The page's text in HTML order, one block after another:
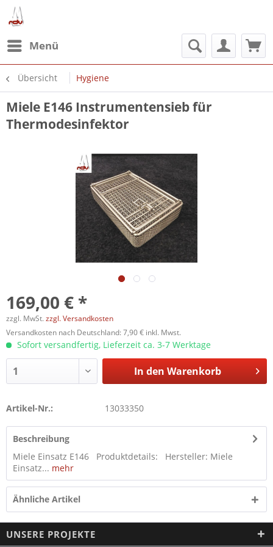
Menü
Übersicht Hygiene
Miele E146 Instrumentensieb für
Thermodesinfektor
169,00 € *
zzgl. MwSt. zzgl. Versandkosten
Versandkosten nach Deutschland: 7,90 € inkl. Mwst.
Sofort versandfertig, Lieferzeit ca. 3-7 Werktage
In den Warenkorb
Artikel-Nr.: 13033350
Beschreibung
Miele Einsatz E146 Produktdetails: Hersteller: Miele
Einsatz... mehr
Ähnliche Artikel
UNSERE PROJEKTE